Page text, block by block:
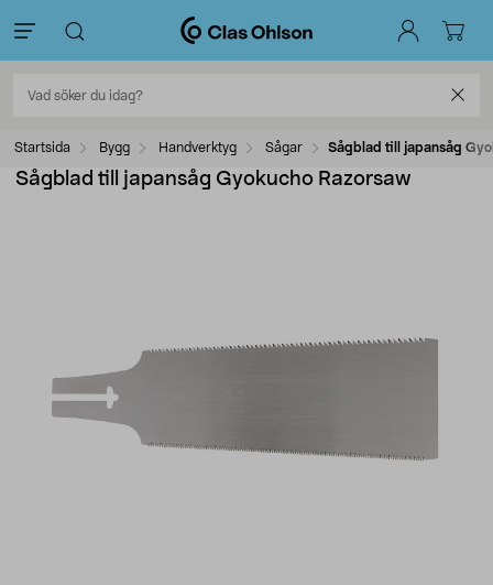
Startsida Bygg Handverktyg Sågar Sågblad till japansåg
Sågblad till japansåg Gyokucho Razorsaw